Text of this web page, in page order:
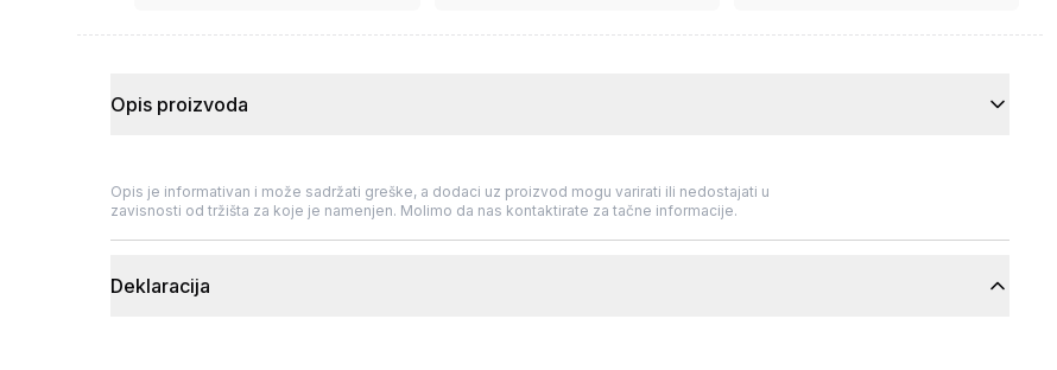
Opis proizvoda
Opis je informativan i može sadržati greške, a dodaci uz proizvod mogu varirati ili nedostajati u
zavisnosti od tržišta za koje je namenjen. Molimo da nas kontaktirate za tačne informacije.
Deklaracija